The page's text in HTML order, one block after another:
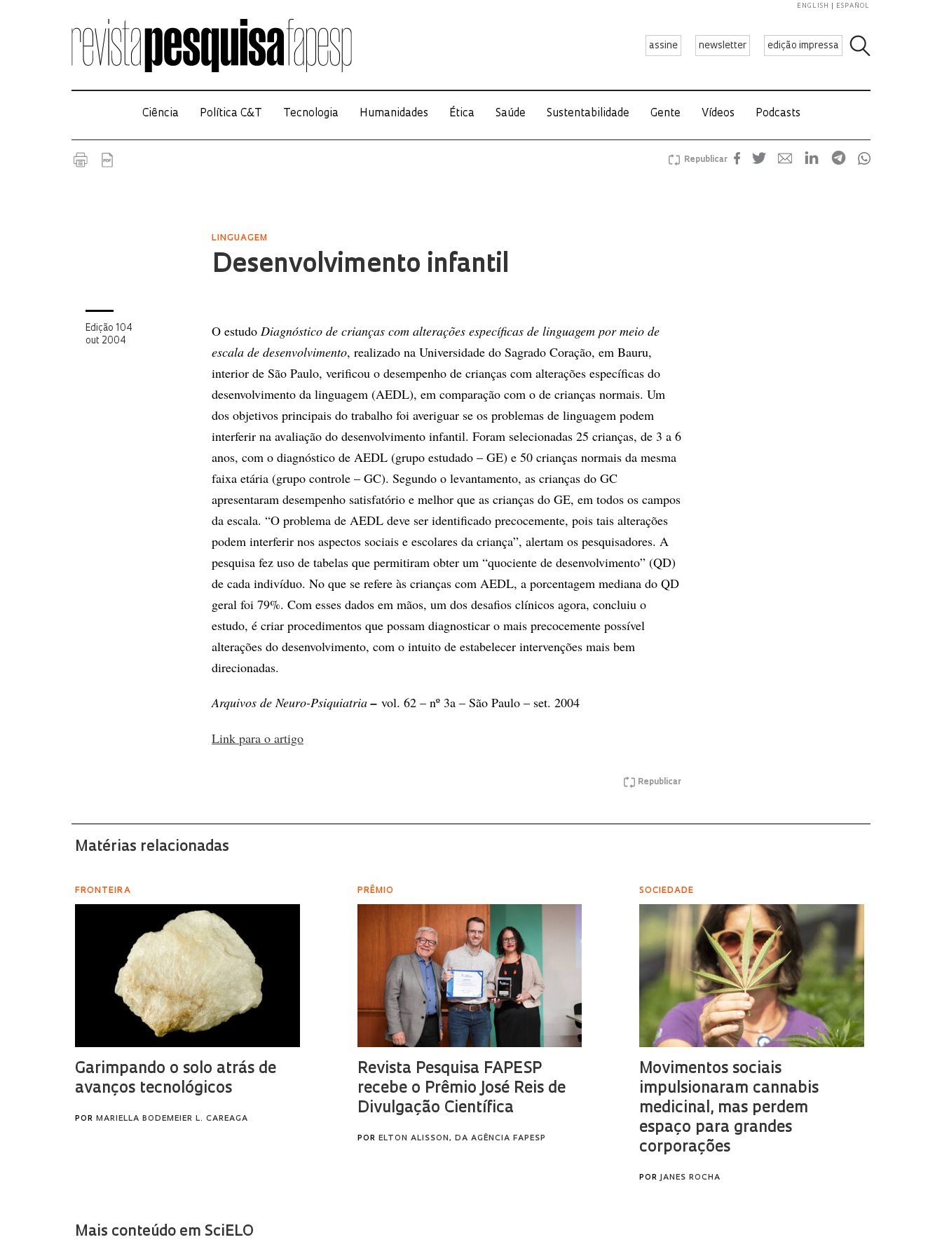
assine newsletter edição impressa
ENGLISH ESPAÑOL
Ciência Política C&T Tecnologia Humanidades Ética Saúde Sustentabilidade Gente Vídeos Podcasts
Republicar
LINGUAGEM
Desenvolvimento infantil
Edição 104
out 2004
O estudo Diagnóstico de crianças com alterações específicas de linguagem por meio de
escala de desenvolvimento, realizado na Universidade do Sagrado Coração, em Bauru,
interior de São Paulo, verificou o desempenho de crianças com alterações específicas do
desenvolvimento da linguagem (AEDL), em comparação com o de crianças normais. Um
dos objetivos principais do trabalho foi averiguar se os problemas de linguagem podem
interferir na avaliação do desenvolvimento infantil. Foram selecionadas 25 crianças, de 3 a 6
anos, com o diagnóstico de AEDL (grupo estudado – GE) e 50 crianças normais da mesma
faixa etária (grupo controle – GC). Segundo o levantamento, as crianças do GC
apresentaram desempenho satisfatório e melhor que as crianças do GE, em todos os campos
da escala. “O problema de AEDL deve ser identificado precocemente, pois tais alterações
podem interferir nos aspectos sociais e escolares da criança”, alertam os pesquisadores. A
pesquisa fez uso de tabelas que permitiram obter um “quociente de desenvolvimento” (QD)
de cada indivíduo. No que se refere às crianças com AEDL, a porcentagem mediana do QD
geral foi 79%. Com esses dados em mãos, um dos desafios clínicos agora, concluiu o
estudo, é criar procedimentos que possam diagnosticar o mais precocemente possível
alterações do desenvolvimento, com o intuito de estabelecer intervenções mais bem
direcionadas.
Arquivos de Neuro-Psiquiatria– vol. 62 – nº 3a – São Paulo – set. 2004
Link para o artigo
Republicar